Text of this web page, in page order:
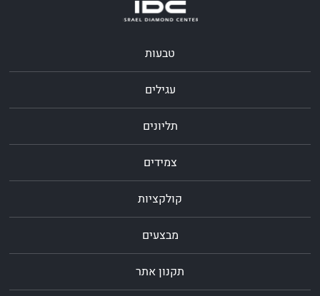
טבעות
עגילים
תליונים
צמידים
קולקציות
מבצעים
תקנון אתר